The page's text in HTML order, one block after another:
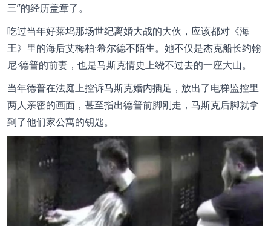
三”的经历盖章了。
吃过当年好莱坞那场世纪离婚大战的大伙，应该都对《海
王》里的海后艾梅柏·希尔德不陌生。她不仅是杰克船长约翰
尼·德普的前妻，也是马斯克情史上绕不过去的一座大山。
当年德普在法庭上控诉马斯克婚内插足，放出了电梯监控里
两人亲密的画面，甚至指出德普前脚刚走，马斯克后脚就拿
到了他们家公寓的钥匙。